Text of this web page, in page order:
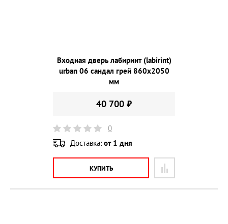
Входная дверь лабиринт (labirint)
urban 06 сандал грей 860х2050
мм
40 700 ₽
0
Доставка: от 1 дня
КУПИТЬ